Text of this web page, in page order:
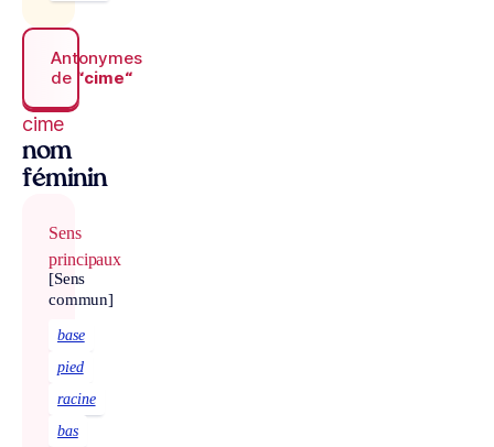
Antonymes
de “cime“
cime
nom
féminin
Sens
principaux
[Sens
commun]
base
pied
racine
bas